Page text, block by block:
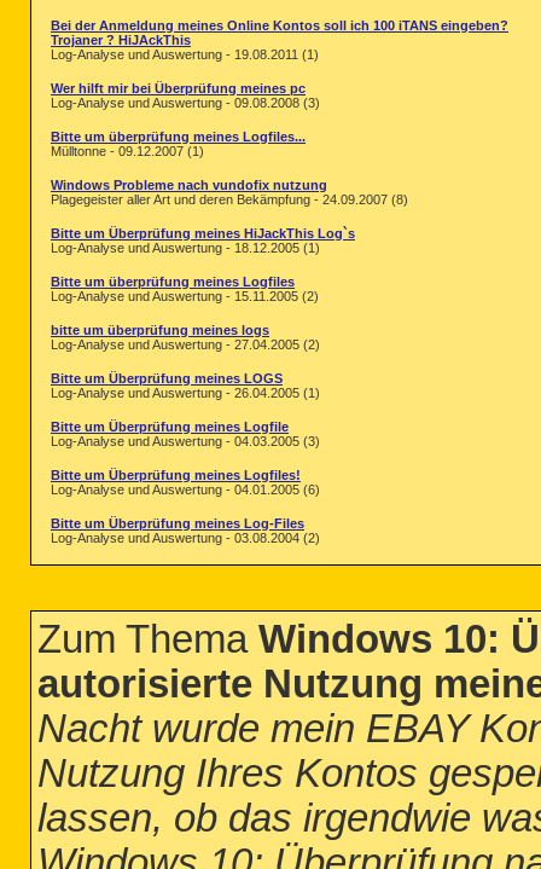
Bei der Anmeldung meines Online Kontos soll ich 100 iTANS eingeben?
Trojaner ? HiJAckThis
Log-Analyse und Auswertung - 19.08.2011 (1)
Wer hilft mir bei Überprüfung meines pc
Log-Analyse und Auswertung - 09.08.2008 (3)
Bitte um überprüfung meines Logfiles...
Mülltonne - 09.12.2007 (1)
Windows Probleme nach vundofix nutzung
Plagegeister aller Art und deren Bekämpfung - 24.09.2007 (8)
Bitte um Überprüfung meines HiJackThis Log`s
Log-Analyse und Auswertung - 18.12.2005 (1)
Bitte um überprüfung meines Logfiles
Log-Analyse und Auswertung - 15.11.2005 (2)
bitte um überprüfung meines logs
Log-Analyse und Auswertung - 27.04.2005 (2)
Bitte um Überprüfung meines LOGS
Log-Analyse und Auswertung - 26.04.2005 (1)
Bitte um Überprüfung meines Logfile
Log-Analyse und Auswertung - 04.03.2005 (3)
Bitte um Überprüfung meines Logfiles!
Log-Analyse und Auswertung - 04.01.2005 (6)
Bitte um Überprüfung meines Log-Files
Log-Analyse und Auswertung - 03.08.2004 (2)
Zum Thema Windows 10:
autorisierte Nutzung
Nacht wurde mein EBAY
Nutzung Ihres Kontos
lassen, ob das irgendwie